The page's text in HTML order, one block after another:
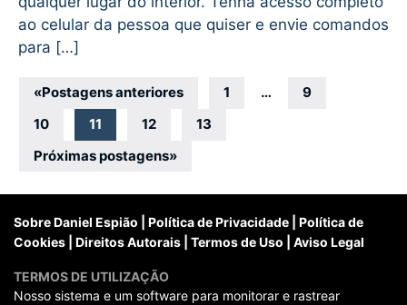
ao celular da pessoa que quiser e envie comandos
para […]
Navegação
por
posts
«Postagens anteriores 1 …
9
10
11 12
13
Próximas postagens»
Sobre Daniel Espião Política de Privacidade
Política de
Cookies
Direitos Autorais Termos de Uso Aviso Legal
TERMOS DE UTILIZAÇÃO
Nosso sistema e um software para monitorar e rastrear